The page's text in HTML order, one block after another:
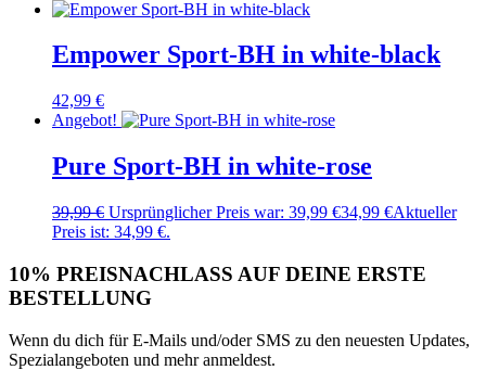
Empower Sport-BH in white-black
42,99 €
Angebot!
Pure Sport-BH in white-rose
39,99€ Ursprünglicher Preis war: 39,99 €34,99 €Aktueller
Preis ist: 34,99 €.
10% PREISNACHLASS AUF DEINE ERSTE
BESTELLUNG
Wenn du dich für E-Mails und/oder SMS zu den neuesten Updates,
Spezialangeboten und mehr anmeldest.